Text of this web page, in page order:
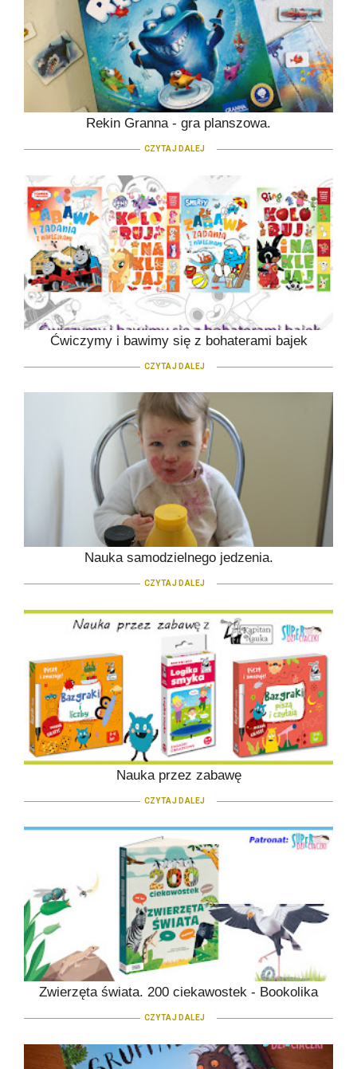
Rekin Granna - gra planszowa.
CZYTAJ DALEJ
Ćwiczymy i bawimy się z bohaterami bajek
CZYTAJ DALEJ
Nauka samodzielnego jedzenia.
CZYTAJ DALEJ
Nauka przez zabawę
CZYTAJ DALEJ
Zwierzęta świata. 200 ciekawostek - Bookolika
CZYTAJ DALEJ